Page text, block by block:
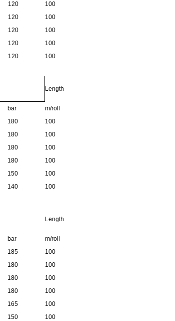
120
100
120
100
120
100
120
100
120
100
Length
bar
m/roll
180
100
180
100
180
100
180
100
150
100
140
100
Length
bar
m/roll
185
100
180
100
180
100
180
100
165
100
150 100